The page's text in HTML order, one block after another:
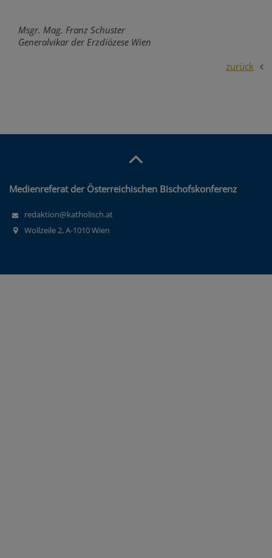
Msgr. Mag. Franz Schuster
Generalvikar der Erzdiözese Wien
zurück
Medienreferat der Österreichischen Bischofskonferenz
redaktion@katholisch.at
Wollzeile 2, A-1010 Wien